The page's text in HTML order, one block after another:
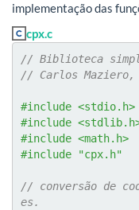
implementação das
cpx.c
// Biblioteca
// Carlos Maziero,
#include <stdio.h>
#include
#include <math.h>
#include "cpx.h"
// conversão de
es.